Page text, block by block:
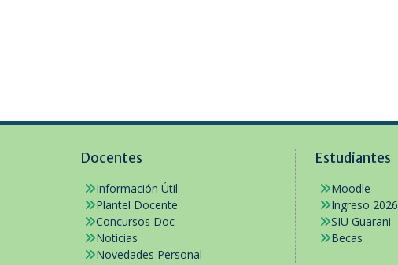
Docentes
Información Útil
Plantel Docente
Concursos Doc
Noticias
Novedades Personal
Estudiantes
Moodle
Ingreso 2026
SIU Guarani
Becas